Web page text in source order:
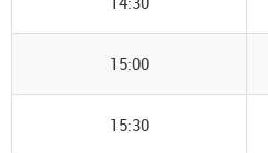
15:00
15:30